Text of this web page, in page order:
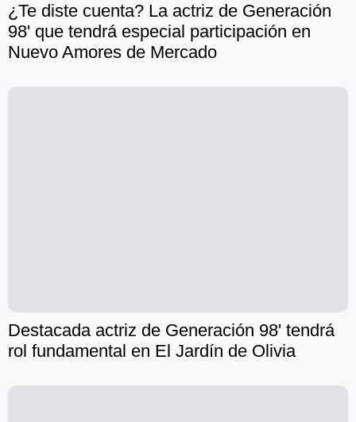
¿Te diste cuenta? La actriz de Generación
98' que tendrá especial participación en
Nuevo Amores de Mercado
Destacada actriz de Generación 98' tendrá
rol fundamental en El Jardín de Olivia